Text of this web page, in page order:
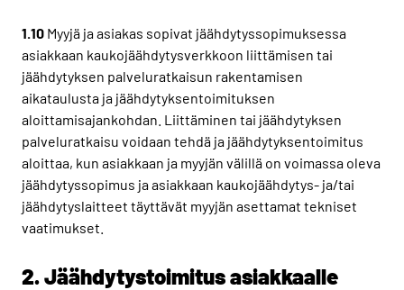
1.10 Myyjä ja asiakas sopivat jäähdytyssopimuksessa
asiakkaan kaukojäähdytysverkkoon liittämisen tai
jäähdytyksen palveluratkaisun rakentamisen
aikataulusta ja jäähdytyksentoimituksen
aloittamisajankohdan. Liittäminen tai jäähdytyksen
palveluratkaisu voidaan tehdä ja jäähdytyksentoimitus
aloittaa, kun asiakkaan ja myyjän välillä on voimassa oleva
jäähdytyssopimus ja asiakkaan kaukojäähdytys- ja/tai
jäähdytyslaitteet täyttävät myyjän asettamat tekniset
vaatimukset.
2. Jäähdytystoimitus asiakkaalle